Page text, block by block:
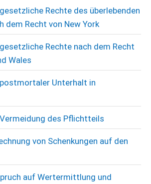
Rechte des überlebenden
dem Recht von New York
Rechte nach dem Recht
Wales
Unterhalt in
des Pflichtteils
von Schenkungen auf den
auf Wertermittlung und